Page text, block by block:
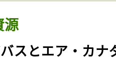
源
バスとエア・カナ